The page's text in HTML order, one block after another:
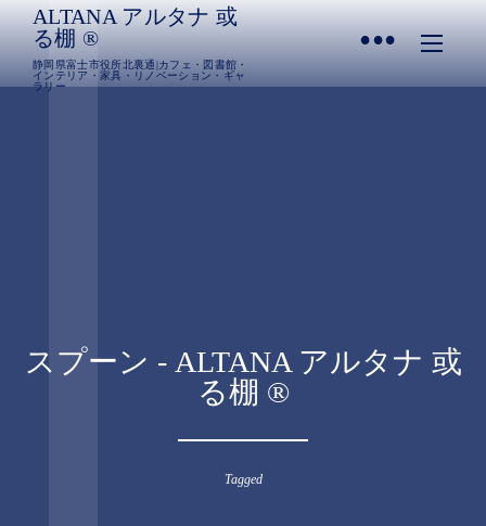
ALTANA アルタナ 或
る棚 ®︎
静岡県富士市役所北裏通|カフェ・図書館・
インテリア・家具・リノベーション・ギャ
ラリー
•
スプーン - ALTANA アルタナ 或
る棚 ®︎
Tagged